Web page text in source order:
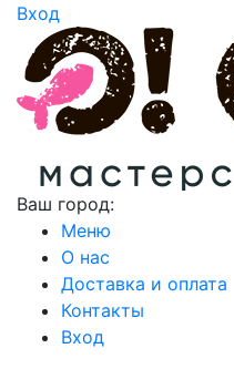
Вход
Ваш город:
Меню
О нас
Доставка и оплата
Контакты
Вход